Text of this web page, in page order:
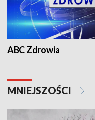
ABC Zdrowia
MNIEJSZOŚCI